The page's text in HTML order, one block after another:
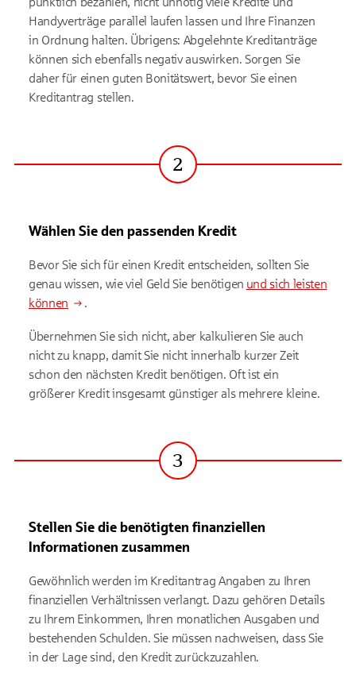
Handyverträge parallel laufen lassen und Ihre Finanzen
in Ordnung halten. Übrigens: Abgelehnte Kreditanträge
können sich ebenfalls negativ auswirken. Sorgen Sie
daher für einen guten Bonitätswert, bevor Sie einen
Kreditantrag stellen.
Schritt
2
Wählen Sie den passenden Kredit
Bevor Sie sich für einen Kredit entscheiden, sollten Sie
genau wissen, wie viel Geld Sie benötigen und sich leisten
können
.
Übernehmen Sie sich nicht, aber kalkulieren Sie auch
nicht zu knapp, damit Sie nicht innerhalb kurzer Zeit
schon den nächsten Kredit benötigen. Oft ist ein
größerer Kredit insgesamt günstiger als mehrere kleine.
Schritt
3
Stellen Sie die benötigten finanziellen
Informationen zusammen
Gewöhnlich werden im Kreditantrag Angaben zu Ihren
finanziellen Verhältnissen verlangt. Dazu gehören Details
zu Ihrem Einkommen, Ihren monatlichen Ausgaben und
bestehenden Schulden. Sie müssen nachweisen, dass Sie
in der Lage sind, den Kredit zurückzuzahlen.